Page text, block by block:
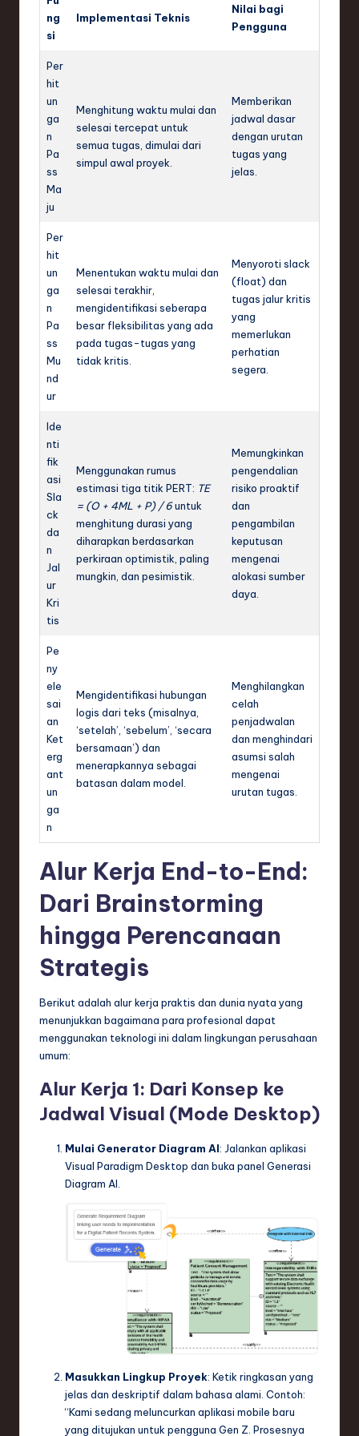
ng
si
Implementasi Teknis
Nilai bagi
Pengguna
Per
hit
un
ga
n
Pa
ss
Ma
ju
Menghitung waktu mulai dan
selesai tercepat untuk
semua tugas, dimulai dari
simpul awal proyek.
Memberikan
jadwal dasar
dengan urutan
tugas yang
jelas.
Per
hit
un
ga
n
Pa
ss
Mu
nd
ur
Menentukan waktu mulai dan
selesai terakhir,
mengidentifikasi seberapa
besar fleksibilitas yang ada
pada tugas-tugas yang
tidak kritis.
Menyoroti slack
(float) dan
tugas jalur kritis
yang
memerlukan
perhatian
segera.
Ide
nti
fik
asi
Sla
ck
da
n
Jal
ur
Kri
tis
Menggunakan rumus
estimasi tiga titik PERT: TE
= (O + 4ML + P) / 6untuk
menghitung durasi yang
diharapkan berdasarkan
perkiraan optimistik, paling
mungkin, dan pesimistik.
Memungkinkan
pengendalian
risiko proaktif
dan
pengambilan
keputusan
mengenai
alokasi sumber
daya.
Pe
ny
ele
sai
an
Ket
erg
ant
un
ga
n
Mengidentifikasi hubungan
logis dari teks (misalnya,
‘setelah’, ‘sebelum’, ‘secara
bersamaan’) dan
menerapkannya sebagai
batasan dalam model.
Menghilangkan
celah
penjadwalan
dan menghindari
asumsi salah
mengenai
urutan tugas.
Alur Kerja End-to-End:
Dari Brainstorming
hingga Perencanaan
Strategis
Berikut adalah alur kerja praktis dan dunia nyata yang
menunjukkan bagaimana para profesional dapat
menggunakan teknologi ini dalam lingkungan perusahaan
umum:
Alur Kerja 1: Dari Konsep ke
Jadwal Visual (Mode Desktop)
Mulai Generator Diagram AI: Jalankan aplikasi
Visual Paradigm Desktop dan buka panel Generasi
Diagram AI.
Masukkan Lingkup Proyek: Ketik ringkasan yang
jelas dan deskriptif dalam bahasa alami. Contoh:
“Kami sedang meluncurkan aplikasi mobile baru
yang ditujukan untuk pengguna Gen Z. Prosesnya